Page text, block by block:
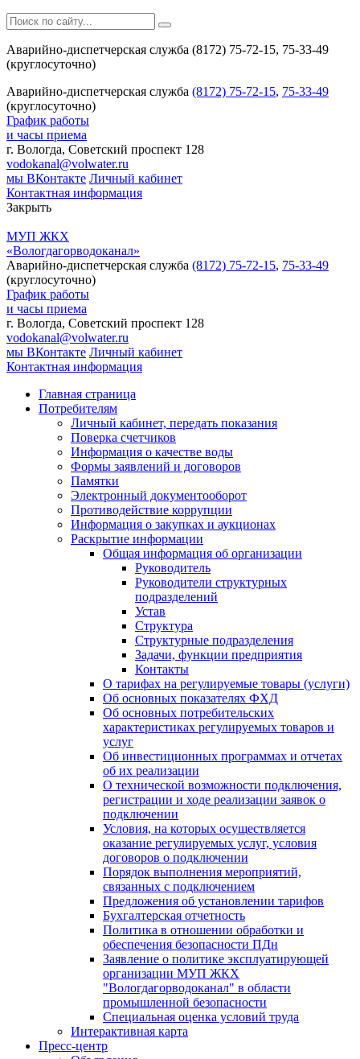
Аварийно-диспетчерская служба (8172) 75-72-15, 75-33-49
(круглосуточно)
Аварийно-диспетчерская служба (8172) 75-72-15, 75-33-49
(круглосуточно)
График работы
и часы приема
г. Вологда, Советский проспект 128
vodokanal@volwater.ru
мы ВКонтакте Личный кабинет
Контактная информация
Закрыть
МУП ЖКХ
«Вологдагорводоканал»
Аварийно-диспетчерская служба (8172) 75-72-15, 75-33-49
(круглосуточно)
График работы
и часы приема
г. Вологда, Советский проспект 128
vodokanal@volwater.ru
мы ВКонтакте Личный кабинет
Контактная информация
Главная страница
Потребителям
Личный кабинет, передать показания
Поверка счетчиков
Информация о качестве воды
Формы заявлений и договоров
Памятки
Электронный документооборот
Противодействие коррупции
Информация о закупках и аукционах
Раскрытие информации
Общая информация об организации
Руководитель
Руководители структурных
подразделений
Устав
Структура
Структурные подразделения
Задачи, функции предприятия
Контакты
О тарифах на регулируемые товары (услуги)
Об основных показателях ФХД
Об основных потребительских
характеристиках регулируемых товаров и
услуг
Об инвестиционных программах и отчетах
об их реализации
О технической возможности подключения,
регистрации и ходе реализации заявок о
подключении
Условия, на которых осуществляется
оказание регулируемых услуг, условия
договоров о подключении
Порядок выполнения мероприятий,
связанных с подключением
Предложения об установлении тарифов
Бухгалтерская отчетность
Политика в отношении обработки и
обеспечения безопасности ПДн
Заявление о политике эксплуатирующей
организации МУП ЖКХ
"Вологдагорводоканал" в области
промышленной безопасности
Специальная оценка условий труда
Интерактивная карта
Пресс-центр